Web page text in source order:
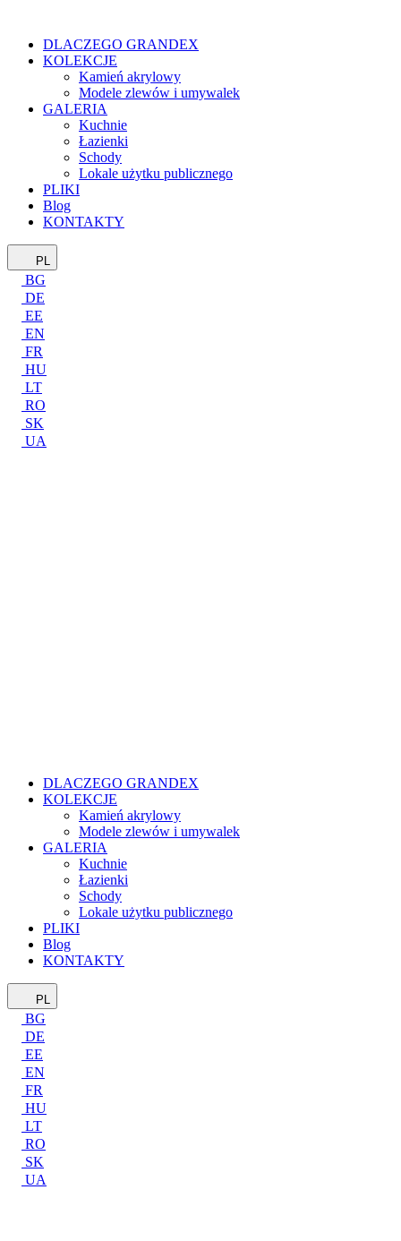
DLACZEGO GRANDEX
KOLEKCJE
Kamień akrylowy
Modele zlewów i umywalek
GALERIA
Kuchnie
Łazienki
Schody
Lokale użytku publicznego
PLIKI
Blog
KONTAKTY
PL
BG
DE
EE
EN
FR
HU
LT
RO
SK
UA
DLACZEGO GRANDEX
KOLEKCJE
Kamień akrylowy
Modele zlewów i umywalek
GALERIA
Kuchnie
Łazienki
Schody
Lokale użytku publicznego
PLIKI
Blog
KONTAKTY
PL
BG
DE
EE
EN
FR
HU
LT
RO
SK
UA